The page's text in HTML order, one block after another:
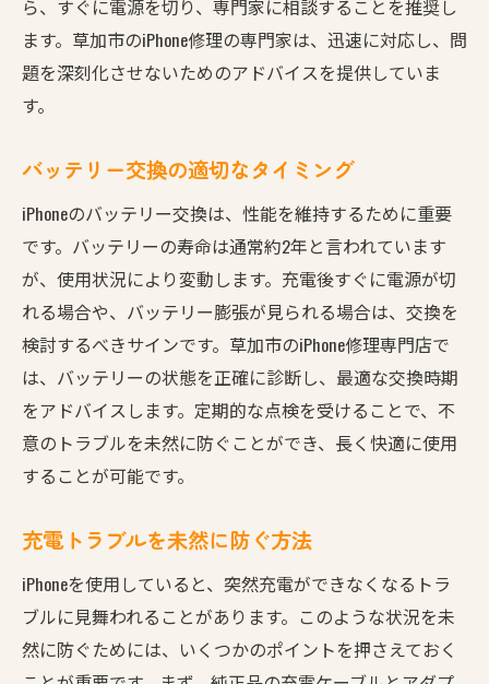
ら、すぐに電源を切り、専門家に相談することを推奨し
ます。草加市のiPhone修理の専門家は、迅速に対応し、問
題を深刻化させないためのアドバイスを提供していま
す。
バッテリー交換の適切なタイミング
iPhoneのバッテリー交換は、性能を維持するために重要
です。バッテリーの寿命は通常約2年と言われています
が、使用状況により変動します。充電後すぐに電源が切
れる場合や、バッテリー膨張が見られる場合は、交換を
検討するべきサインです。草加市のiPhone修理専門店で
は、バッテリーの状態を正確に診断し、最適な交換時期
をアドバイスします。定期的な点検を受けることで、不
意のトラブルを未然に防ぐことができ、長く快適に使用
することが可能です。
充電トラブルを未然に防ぐ方法
iPhoneを使用していると、突然充電ができなくなるトラ
ブルに見舞われることがあります。このような状況を未
然に防ぐためには、いくつかのポイントを押さえておく